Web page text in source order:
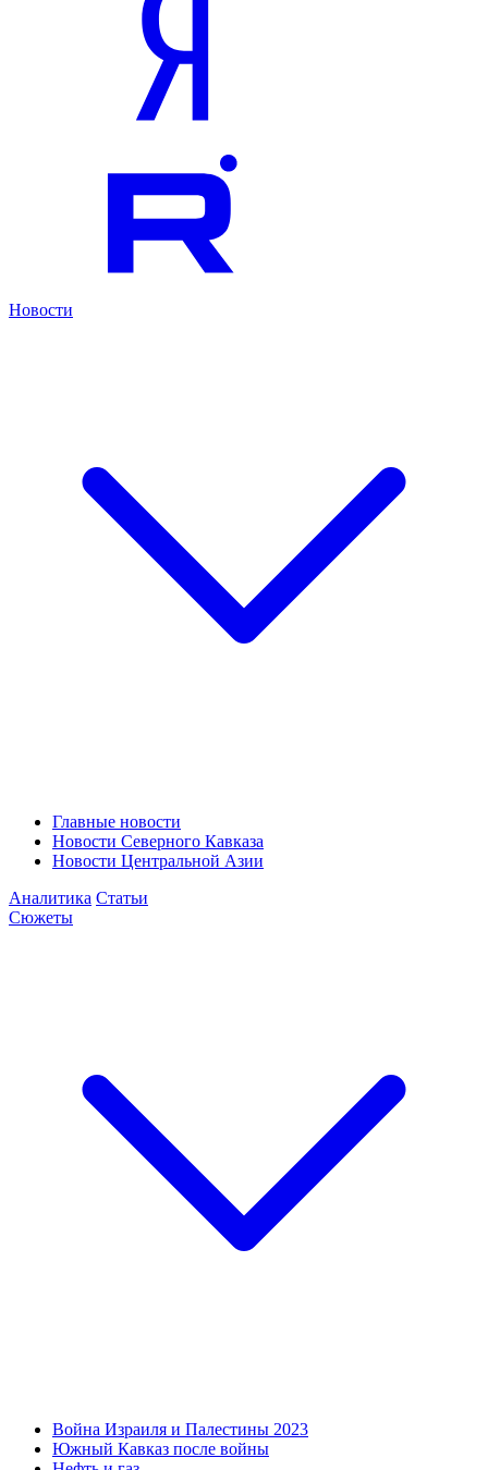
Новости
Главные новости
Новости Северного Кавказа
Новости Центральной Азии
Аналитика Статьи
Сюжеты
Война Израиля и Палестины 2023
Южный Кавказ после войны